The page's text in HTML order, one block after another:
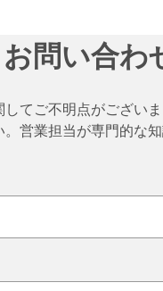
お問い合わ
てご不明点がござい
。営業担当が専門的な